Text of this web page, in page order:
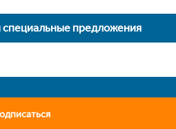
специальные предложения